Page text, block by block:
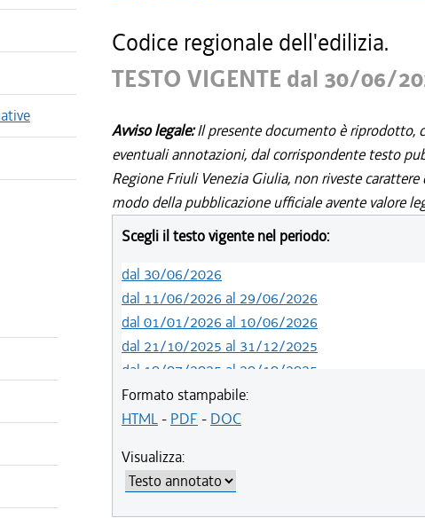
Codice regionale dell'edilizia.
TESTO VIGENTE dal 30/06/
Avviso legale:Il presente documento è riprodotto,
eventuali annotazioni, dal corrispondente testo
Regione Friuli Venezia Giulia, non riveste
modo della pubblicazione ufficiale avente valore
Scegli il testo vigente nel periodo:
dal 30/06/2026
dal 11/06/2026 al 29/06/2026
dal 01/01/2026 al 10/06/2026
dal 21/10/2025 al 31/12/2025
dal 10/07/2025 al 20/10/2025
dal 05/06/2025 al 09/07/2025
dal 01/01/2025 al 04/06/2025
dal 10/08/2024 al 26/10/2024
dal 14/05/2024 al 09/08/2024
dal 09/04/2024 al 13/05/2024
Formato stampabile:
HTML- PDF - DOC
Visualizza: